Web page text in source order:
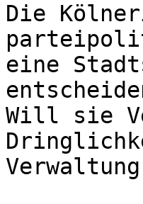
Die
eine
Will sie